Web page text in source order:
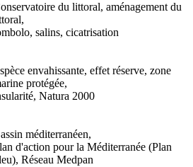
du littoral, aménagement du
salins, cicatrisation
envahissante, effet réserve, zone
protégée,
Natura 2000
méditerranéen,
d'action pour la Méditerranée (Plan
Réseau Medpan